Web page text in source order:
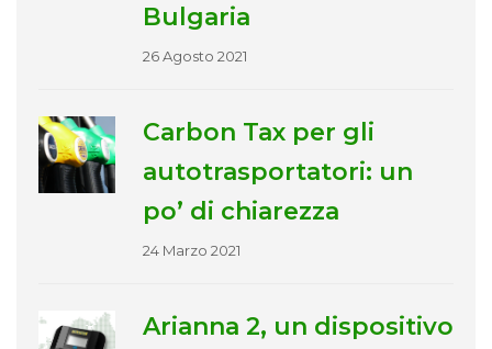
Bulgaria
26 Agosto 2021
Carbon Tax per gli
autotrasportatori: un
po’ di chiarezza
24 Marzo 2021
Arianna 2, un dispositivo